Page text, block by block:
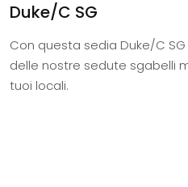
Duke/C SG
Con questa sedia Duke/C
delle nostre sedute sgabelli
tuoi locali.